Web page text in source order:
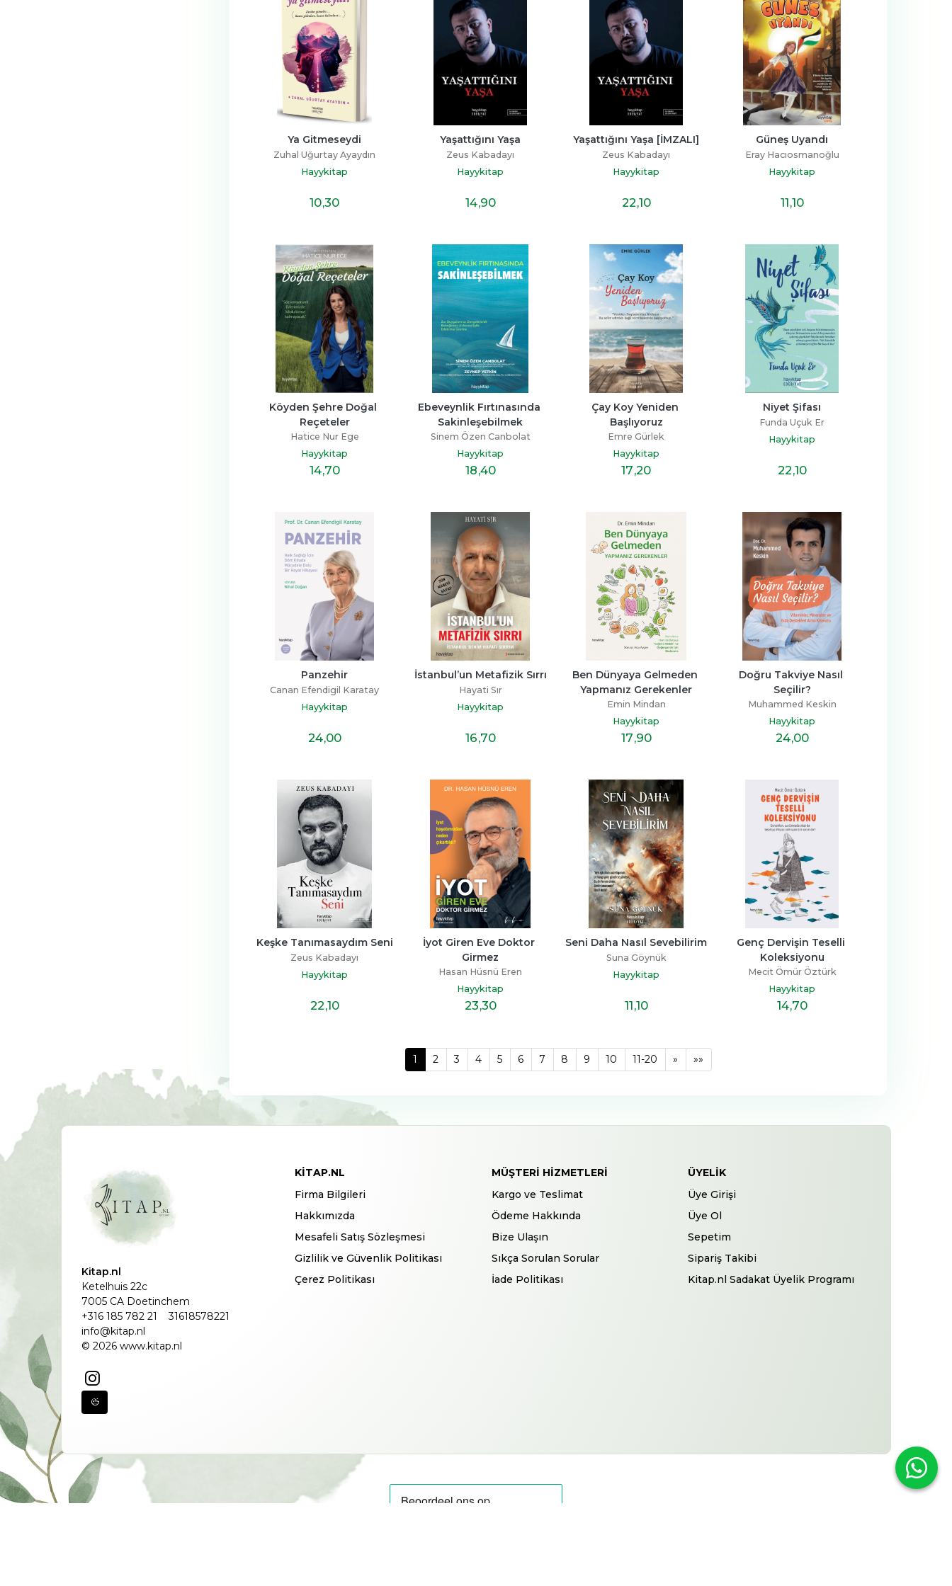
Ya Gitmeseydi
Zuhal Uğurtay Ayaydın
Hayykitap
10,30
Yaşattığını Yaşa
Zeus Kabadayı
Hayykitap
14,90
Yaşattığını Yaşa [İMZALI]
Zeus Kabadayı
Hayykitap
22,10
Güneş Uyandı
Eray Hacıosmanoğlu
Hayykitap
11,10
Köyden Şehre Doğal
Reçeteler
Hatice Nur Ege
Hayykitap
14,70
Ebeveynlik Fırtınasında
Sakinleşebilmek
Sinem Özen Canbolat
Hayykitap
18,40
Çay Koy Yeniden
Başlıyoruz
Emre Gürlek
Hayykitap
17,20
Niyet Şifası
Funda Uçuk Er
Hayykitap
22,10
Panzehir
Canan Efendigil Karatay
Hayykitap
24,00
İstanbul’un Metafizik Sırrı
Hayati Sır
Hayykitap
16,70
Ben Dünyaya Gelmeden
Yapmanız Gerekenler
Emin Mindan
Hayykitap
17,90
Doğru Takviye Nasıl
Seçilir?
Muhammed Keskin
Hayykitap
24,00
Keşke Tanımasaydım Seni
Zeus Kabadayı
Hayykitap
22,10
İyot Giren Eve Doktor
Girmez
Hasan Hüsnü Eren
Hayykitap
23,30
Seni Daha Nasıl Sevebilirim
Suna Göynük
Hayykitap
11,10
Genç Dervişin Teselli
Koleksiyonu
Mecit Ömür Öztürk
Hayykitap
14,70
1 2 3 4 5 6 7 8 9 10 11-20 » »»
Kitap.nl
Ketelhuis 22c
7005 CA Doetinchem
+316 185 782 21
31618578221
info@kitap.nl
© 2026 www.kitap.nl
KITAP.NL
Firma Bilgileri
Hakkımızda
Mesafeli Satış Sözleşmesi
Gizlilik ve Güvenlik Politikası
Çerez Politikası
MÜŞTERI HIZMETLERI
Kargo ve Teslimat
Ödeme Hakkında
Bize Ulaşın
Sıkça Sorulan Sorular
İade Politikası
ÜYELIK
Üye Girişi
Üye Ol
Sepetim
Sipariş Takibi
Kitap.nl Sadakat Üyelik Programı